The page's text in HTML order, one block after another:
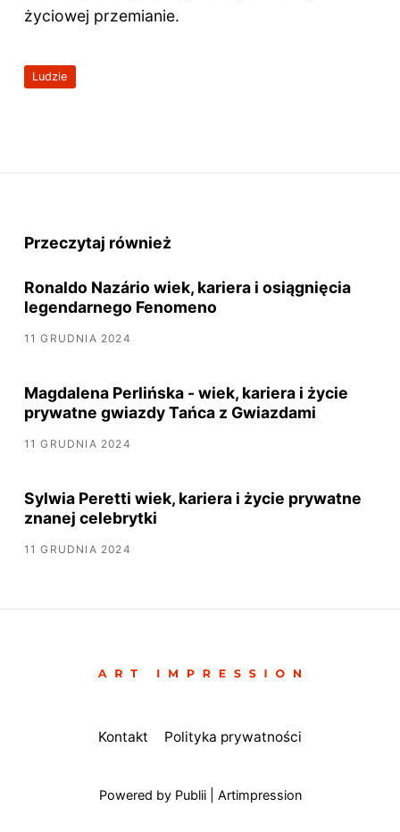
życiowej przemianie.
Ludzie
Przeczytaj również
Ronaldo Nazário wiek, kariera i osiągnięcia
legendarnego Fenomeno
11 GRUDNIA 2024
Magdalena Perlińska - wiek, kariera i życie
prywatne gwiazdy Tańca z Gwiazdami
11 GRUDNIA 2024
Sylwia Peretti wiek, kariera i życie prywatne
znanej celebrytki
11 GRUDNIA 2024
Kontakt Polityka prywatności
Powered by Publii | Artimpression